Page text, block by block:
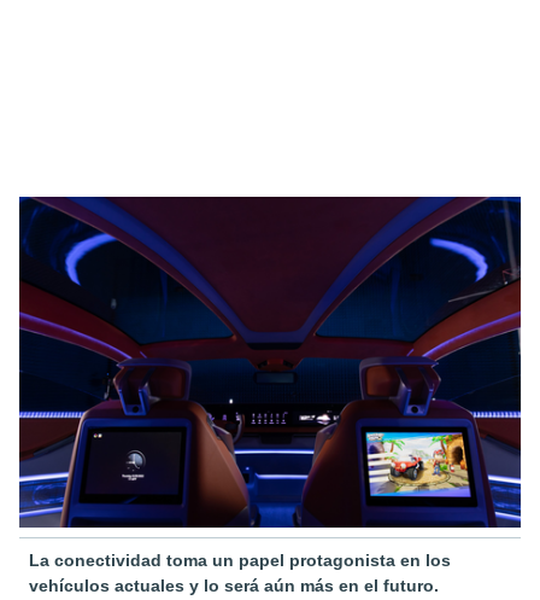
La conectividad toma un papel protagonista en los
vehículos actuales y lo será aún más en el futuro.